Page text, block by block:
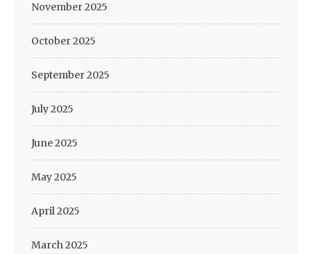
November 2025
October 2025
September 2025
July 2025
June 2025
May 2025
April 2025
March 2025